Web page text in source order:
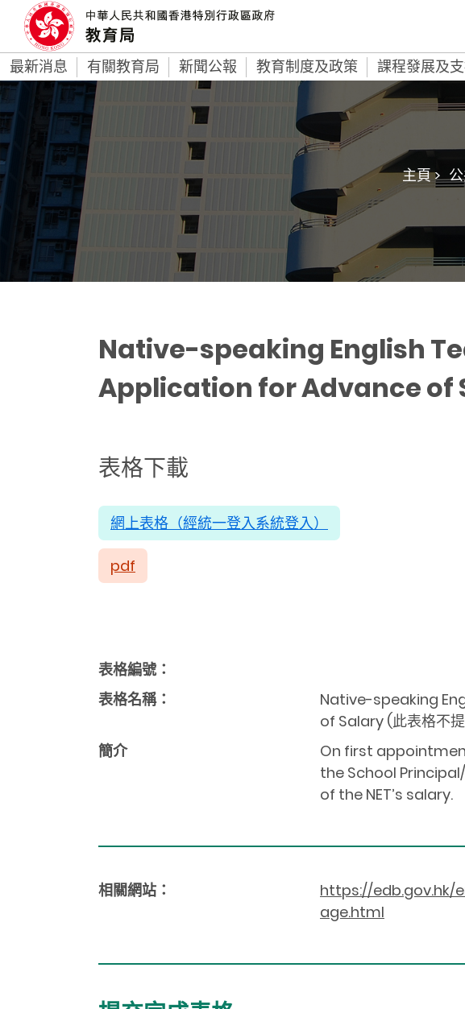
最新消息 有關教育局 新聞公報 教育制度及政策 課程發展及
主頁 >
Native-speaking English
Application for Advance of
表格下載
網上表格（經統一登入系統登入）
pdf
表格編號：
表格名稱：
Native-speaking
of Salary (此表格不
簡介
On first
the School
of the NET’s salary.
相關網站：
https://
age.html